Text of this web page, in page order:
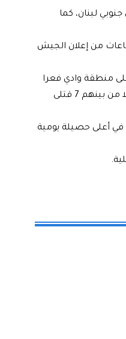
لبنان، كما
بعد ساعات من إعلان الجيش
منطقة وادي فعرا
في البقاع الشمالي، إحداها استهدفت مخيما للنازحين السوريين، ما أدى إلى سقوط 12 قتيلا من بينهم 7 قتلى
لبنان، في أعلى حصيلة يومية